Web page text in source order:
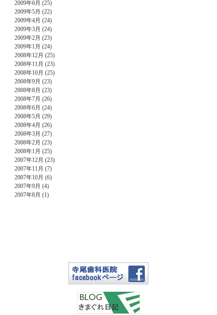
2009年6月 (25)
2009年5月 (22)
2009年4月 (24)
2009年3月 (24)
2009年2月 (23)
2009年1月 (24)
2008年12月 (25)
2008年11月 (23)
2008年10月 (25)
2008年9月 (23)
2008年8月 (23)
2008年7月 (26)
2008年6月 (24)
2008年5月 (29)
2008年4月 (26)
2008年3月 (27)
2008年2月 (23)
2008年1月 (25)
2007年12月 (23)
2007年11月 (7)
2007年10月 (6)
2007年9月 (4)
2007年8月 (1)